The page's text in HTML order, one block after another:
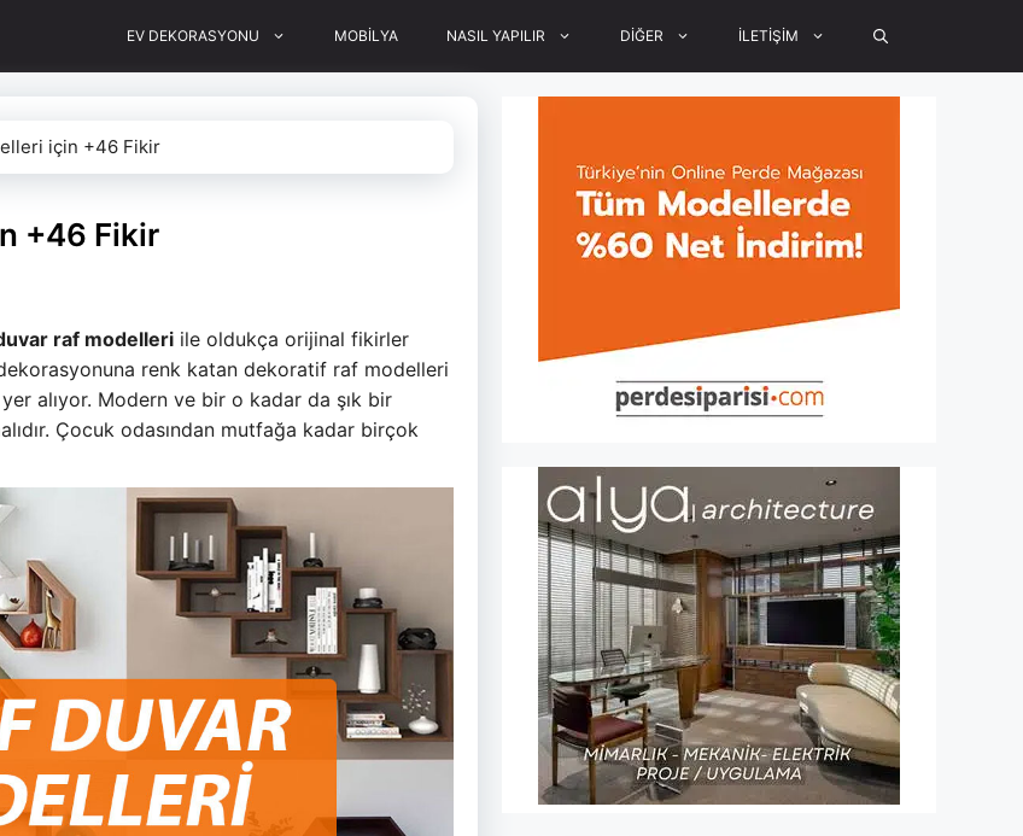
EV DEKORASYONU MOBİLYA NASIL YAPILIR DİĞER İLETİŞİM
için +46 Fikir
+46 Fikir
raf modelleri ile oldukça orijinal fikirler
renk katan dekoratif raf modelleri
alıyor. Modern ve bir o kadar da şık bir
Çocuk odasından mutfağa kadar birçok